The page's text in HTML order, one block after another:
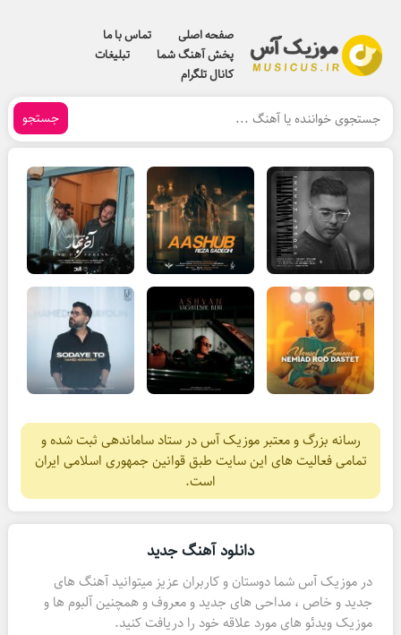
صفحه اصلی
تماس با ما
پخش آهنگ شما
تبلیغات
کانال تلگرام
جستجو
رسانه بزرگ و معتبر موزیک آس در ستاد ساماندهی ثبت شده و
تمامی فعالیت های این سایت طبق قوانین جمهوری اسلامی ایران
است.
دانلود آهنگ جدید
در موزیک آس شما دوستان و کاربران عزیز میتوانید آهنگ های
جدید و خاص ، مداحی های جدید و معروف و همچنین آلبوم ها و
موزیک ویدئو های مورد علاقه خود را دریافت کنید.